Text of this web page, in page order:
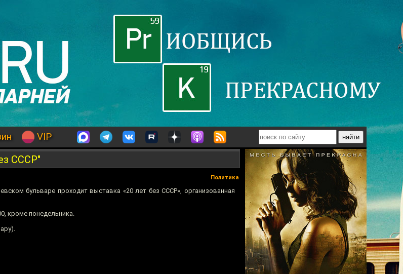
VIP
СССР"
Политика
бульваре проходит выставка «20 лет без СССР», организованная
кроме понедельника.